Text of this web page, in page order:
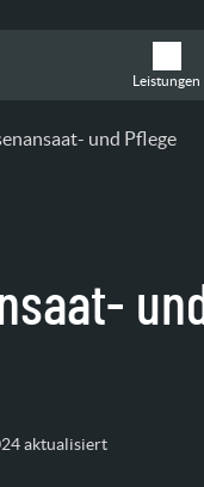
Leistungen
und Pflege
und
aktualisiert